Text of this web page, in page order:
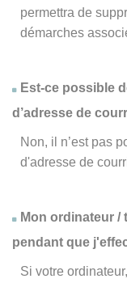
permettra de
démarches
Est-ce possible
d’adresse de
Non, il n’est pas
d'adresse de
Mon ordinateur /
pendant que
Si votre